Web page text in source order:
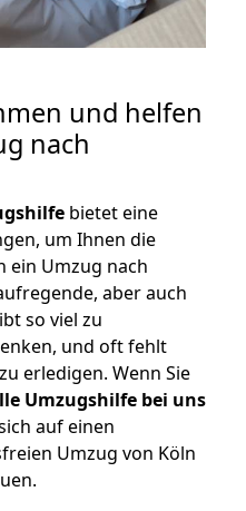
und helfen
nach
bietet eine
um Ihnen die
ein Umzug nach
aber auch
so viel zu
und oft fehlt
erledigen. Wenn Sie
Umzugshilfe bei uns
auf einen
Umzug von Köln